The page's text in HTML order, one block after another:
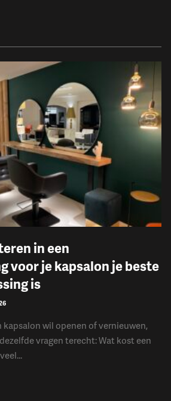
in een
voor je kapsalon je beste
is
kapsalon wil openen of vernieuwen,
vragen terecht: Wat kost een